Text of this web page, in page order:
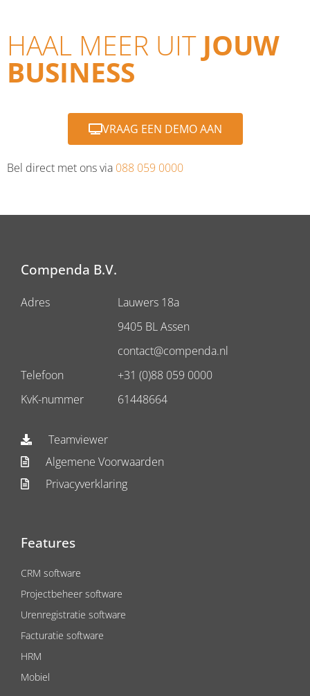
HAAL MEER UIT JOUW
BUSINESS
VRAAG EEN DEMO AAN
Bel direct met ons via 088 059 0000
Compenda B.V.
Adres
Lauwers 18a
9405 BL Assen
contact@compenda.nl
Telefoon
+31 (0)88 059 0000
KvK-nummer
61448664
Teamviewer
Algemene Voorwaarden
Privacyverklaring
Features
CRM software
Projectbeheer software
Urenregistratie software
Facturatie software
HRM
Mobiel